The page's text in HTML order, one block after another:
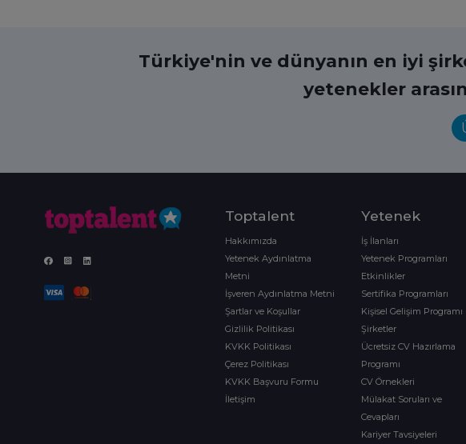
Türkiye'nin ve dünyanın en iyi
yetenekler
Toptalent
Hakkımızda
Yetenek Aydınlatma
Metni
İşveren Aydınlatma Metni
Şartlar ve Koşullar
Gizlilik Politikası
KVKK Politikası
Çerez Politikası
KVKK Başvuru Formu
İletişim
Yetenek
İş İlanları
Yetenek Programları
Etkinlikler
Sertifika Programları
Kişisel Gelişim Programı
Şirketler
Ücretsiz CV Hazırlama
Programı
CV Örnekleri
Mülakat Soruları ve
Cevapları
Kariyer Tavsiyeleri